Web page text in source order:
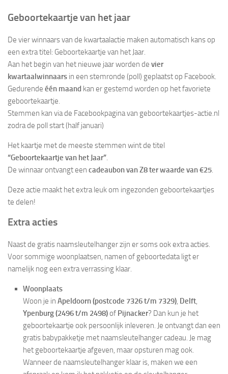
Geboortekaartje van het jaar
De vier winnaars van de kwartaalactie maken automatisch kans op
een extra titel: Geboortekaartje van het Jaar.
Aan het begin van het nieuwe jaar worden de vier
kwartaalwinnaars in een stemronde (poll) geplaatst op Facebook.
Gedurende één maand kan er gestemd worden op het favoriete
geboortekaartje.
Stemmen kan via de Facebookpagina van geboortekaartjes-actie.nl
zodra de poll start (half januari)
Het kaartje met de meeste stemmen wint de titel
“Geboortekaartje van het Jaar”.
De winnaar ontvangt een cadeaubon van Z8 ter waarde van €25.
Deze actie maakt het extra leuk om ingezonden geboortekaartjes
te delen!
Extra acties
Naast de gratis naamsleutelhanger zijn er soms ook extra acties.
Voor sommige woonplaatsen, namen of geboortedata ligt er
namelijk nog een extra verrassing klaar.
Woonplaats
Woon je in Apeldoorn (postcode 7326 t/m 7329), Delft,
Ypenburg (2496 t/m 2498)of Pijnacker? Dan kun je het
geboortekaartje ook persoonlijk inleveren. Je ontvangt dan een
gratis babypakketje met naamsleutelhanger cadeau. Je mag
het geboortekaartje afgeven, maar opsturen mag ook.
Wanneer de naamsleutelhanger klaar is, maken we een